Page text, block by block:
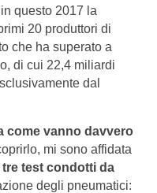
questo 2017 la
20 produttori di
che ha superato a
di cui 22,4 miliardi
dal
come vanno davvero
mi sono affidata
tre test condotti da
degli pneumatici: